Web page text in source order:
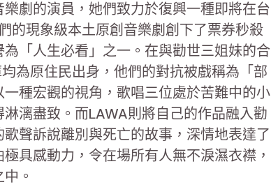
劇的演員，她們致力於復興一種即將在台
的現象級本土原創音樂劇創下了票券秒殺
「人生必看」之一。在與勸世三姐妹的合
為原住民出身，他們的對抗被戲稱為「部
種宏觀的視角，歌唱三位處於苦難中的小
漓盡致。而LAWA則將自己的作品融入勸
聲訴說離別與死亡的故事，深情地表達了
具感動力，令在場所有人無不淚濕衣襟，
。